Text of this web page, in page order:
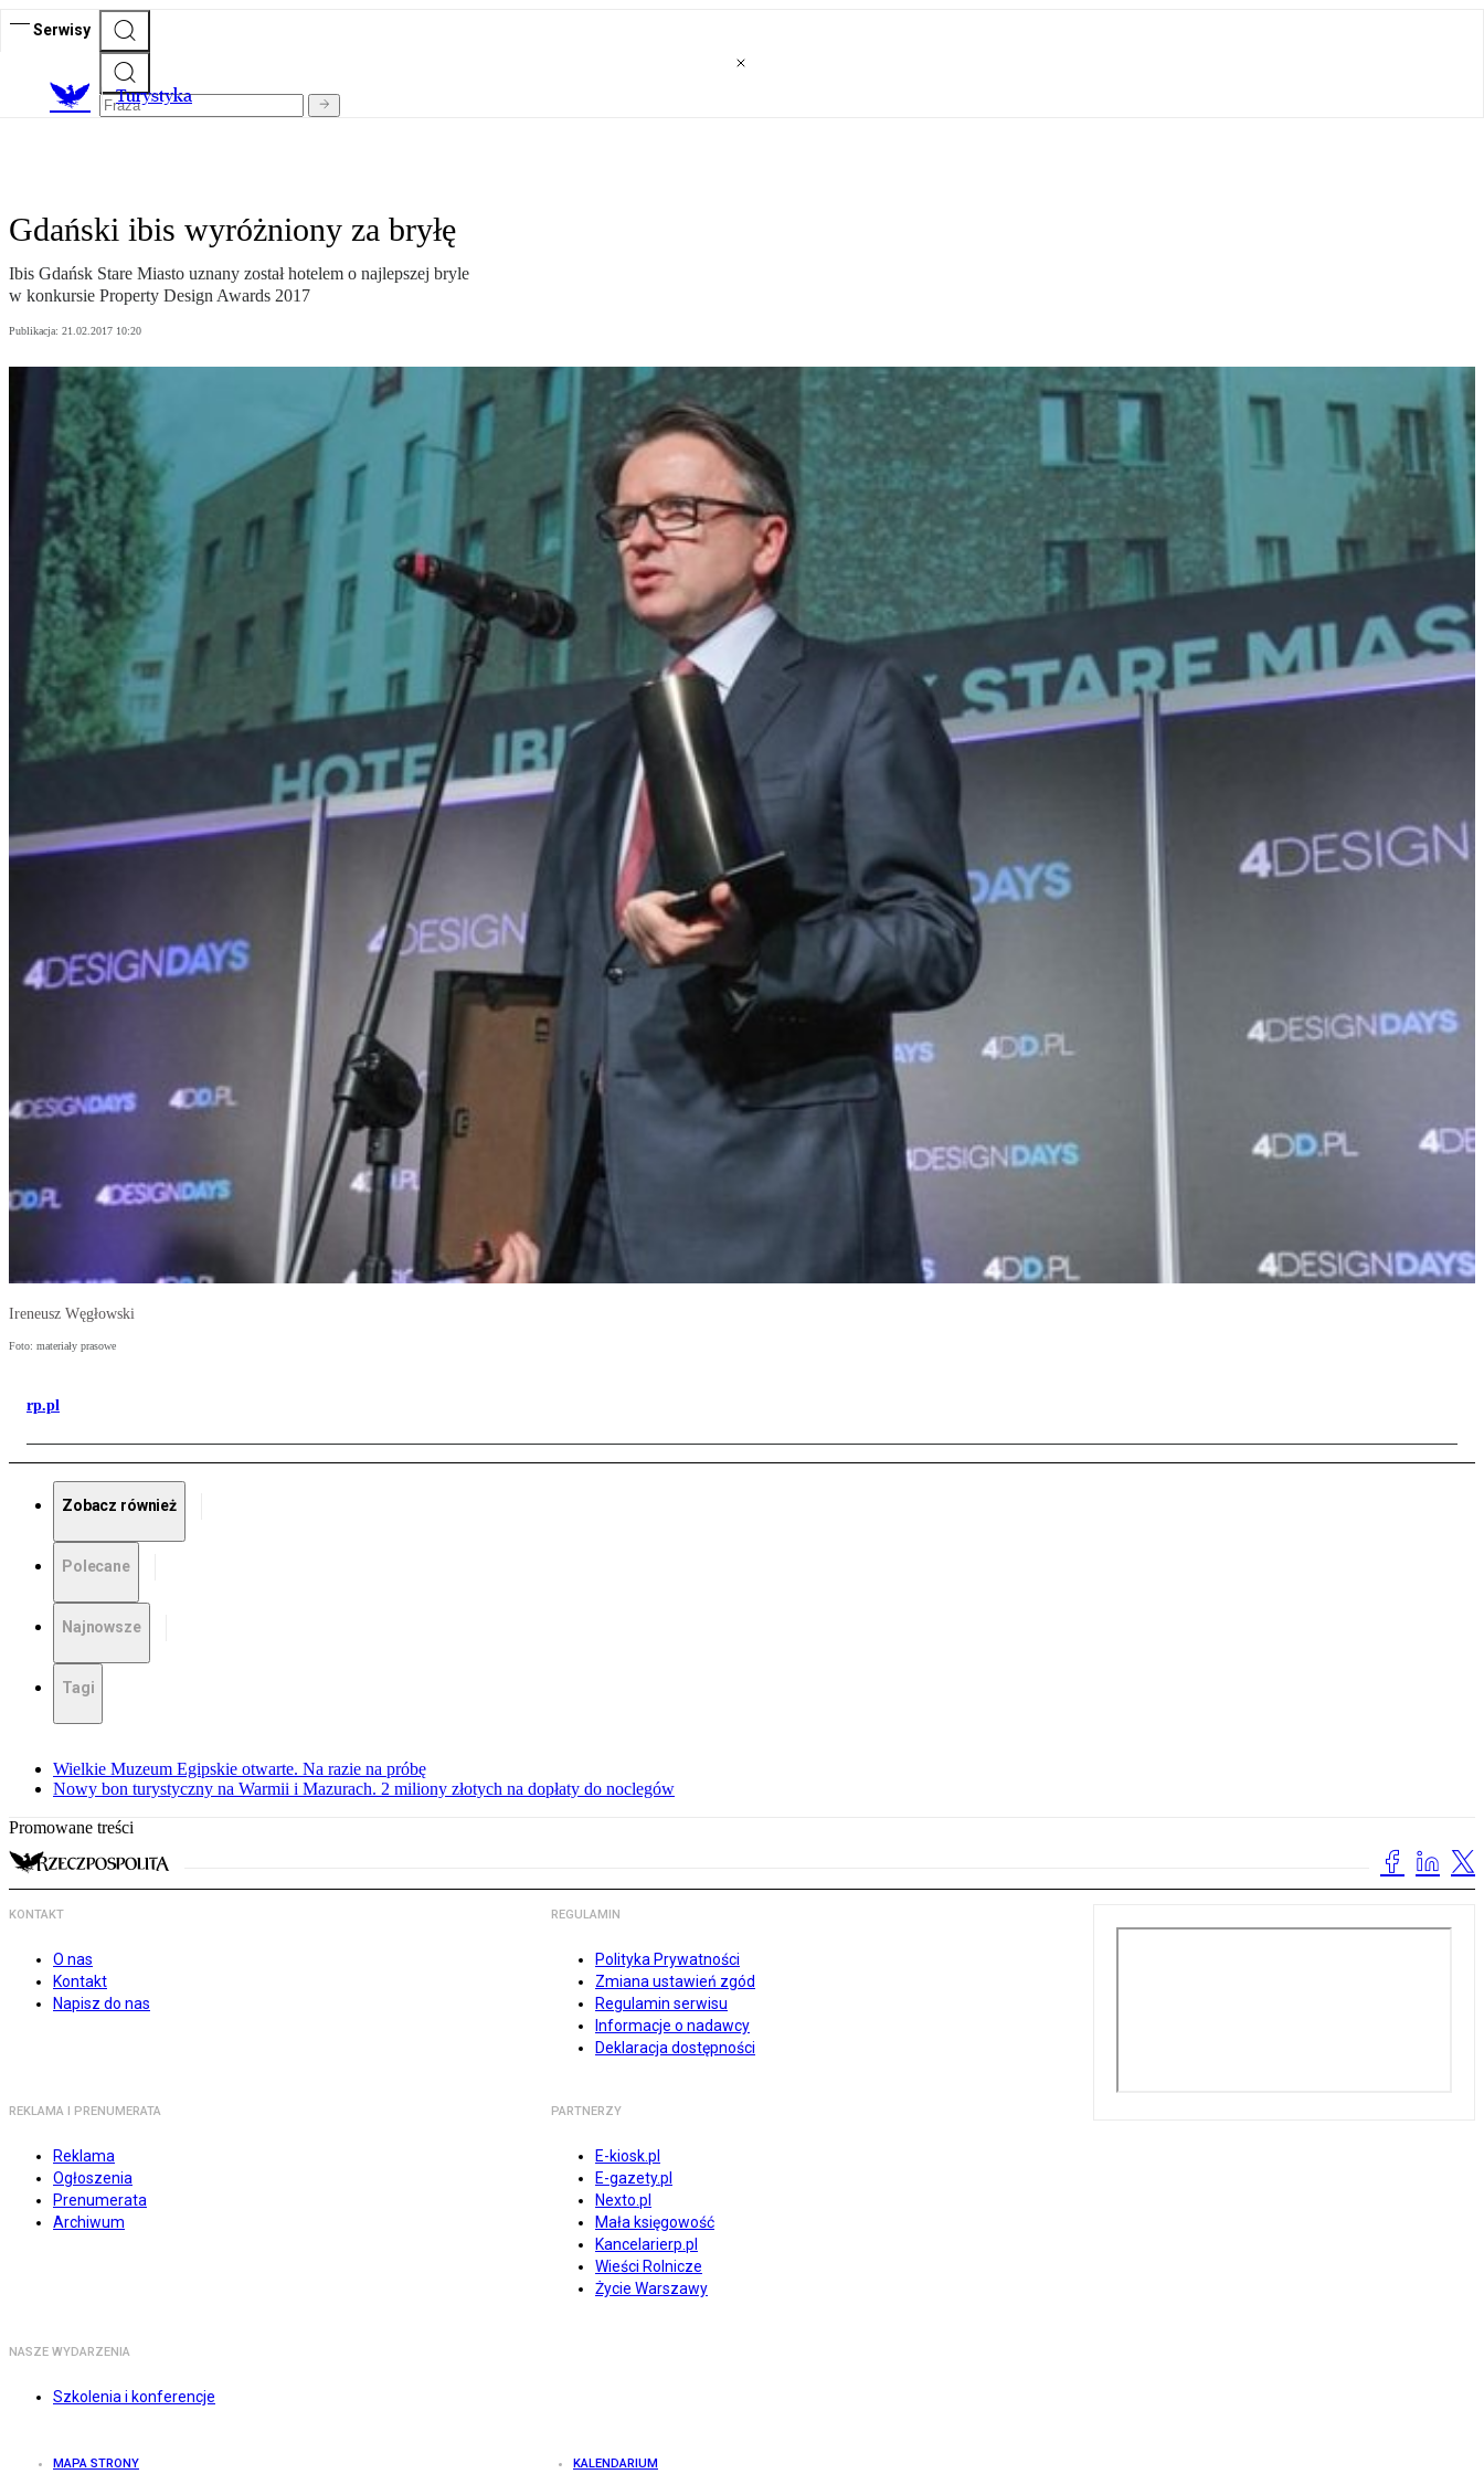
Serwisy
Turystyka
Gdański ibis wyróżniony za bryłę
Ibis Gdańsk Stare Miasto uznany został hotelem o najlepszej bryle
w konkursie Property Design Awards 2017
Publikacja: 21.02.2017 10:20
Ireneusz Węgłowski
Foto: materiały prasowe
rp.pl
Zobacz również
Polecane
Najnowsze
Tagi
Wielkie Muzeum Egipskie otwarte. Na razie na próbę
Nowy bon turystyczny na Warmii i Mazurach. 2 miliony złotych na dopłaty do noclegów
Promowane treści
KONTAKT
O nas
Kontakt
Napisz do nas
REGULAMIN
Polityka Prywatności
Zmiana ustawień zgód
Regulamin serwisu
Informacje o nadawcy
Deklaracja dostępności
REKLAMA I PRENUMERATA
Reklama
Ogłoszenia
Prenumerata
Archiwum
PARTNERZY
E-kiosk.pl
E-gazety.pl
Nexto.pl
Mała księgowość
Kancelarierp.pl
Wieści Rolnicze
Życie Warszawy
NASZE WYDARZENIA
Szkolenia i konferencje
MAPA STRONY KALENDARIUM